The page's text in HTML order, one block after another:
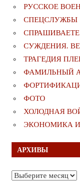
РУССКОЕ
СПЕЦСЛУЖБЫ
СУЖДЕНИЯ.
ТРАГЕДИЯ
ФАМИЛЬНЫЙ
ФОТО
ХОЛОДНАЯ
ЭКОНОМИКА
АРХИВЫ
Архивы